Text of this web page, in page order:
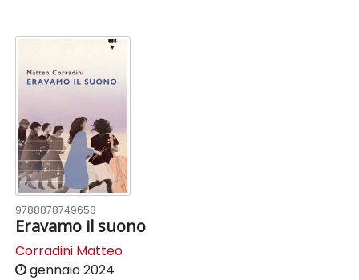
9788878749658
Eravamo il suono
Corradini Matteo
gennaio 2024